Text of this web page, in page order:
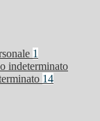
1
indeterminato
14